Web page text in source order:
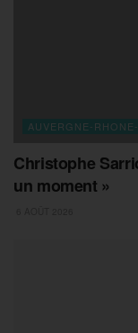
AUVERGNE-
Christophe
un moment »